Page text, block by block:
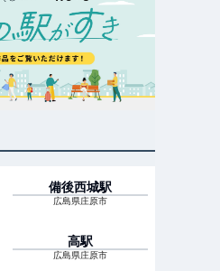
備後西城駅
広島県庄原市
高駅
広島県庄原市